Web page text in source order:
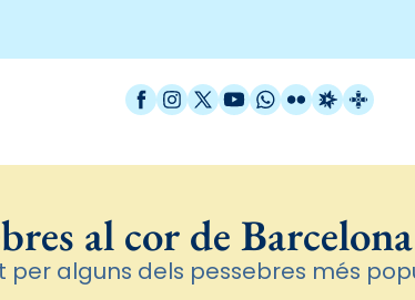
Facebook
Instagram
X / Twitter
YouTube
WhatsApp
FlickrRadio Estel
al cor de Barcelona
per alguns dels pessebres més